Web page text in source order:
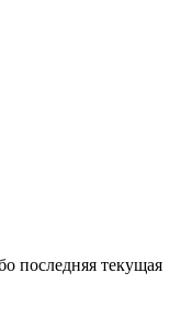
последняя текущая